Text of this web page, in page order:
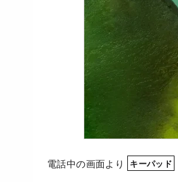
電話中の画面より キーパッド